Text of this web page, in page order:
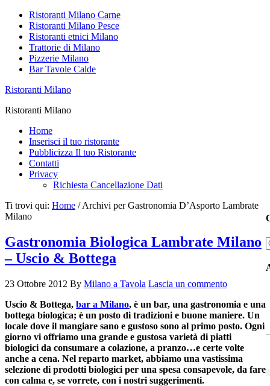
Ristoranti Milano Carne
Ristoranti Milano Pesce
Ristoranti etnici Milano
Trattorie di Milano
Pizzerie Milano
Bar Tavole Calde
Ristoranti Milano
Ristoranti Milano
Home
Inserisci il tuo ristorante
Pubblicizza Il tuo Ristorante
Contatti
Privacy
Richiesta Cancellazione Dati
Ti trovi qui: Home /Archivi per Gastronomia D’Asporto Lambrate
Milano
Gastronomia Biologica Lambrate Milano
– Uscio & Bottega
23 Ottobre 2012 By Milano a Tavola Lascia un commento
Uscio & Bottega, bar a Milano, è un bar, una gastronomia e una
bottega biologica; è un posto di tradizioni e buone maniere. Un
locale dove il mangiare sano e gustoso sono al primo posto. Ogni
giorno vi offriamo una grande e gustosa varietà di piatti
biologici da consumare a colazione, a pranzo…e certe volte
anche a cena. Nel reparto market, abbiamo una vastissima
selezione di prodotti biologici per una spesa consapevole, da fare
con calma e, se vorrete, con i nostri suggerimenti.